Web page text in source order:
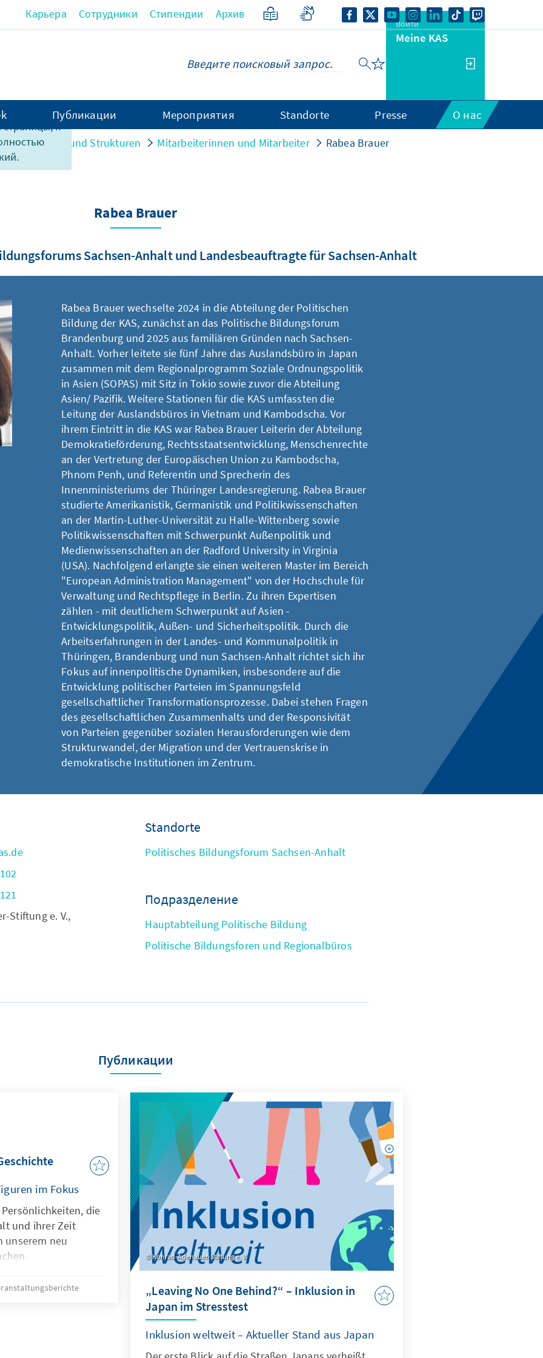
к
Карьера Сотрудники Стипендии Архив
Войти
Meine KAS
Публикации Мероприятия Standorte Presse О нас
Personen und Strukturen Mitarbeiterinnen und Mitarbeiter Rabea Brauer
Rabea Brauer
Sachsen-Anhalt und Landesbeauftragte für Sachsen-Anhalt
Rabea Brauer wechselte 2024 in die Abteilung der Politischen
Bildung der KAS, zunächst an das Politische Bildungsforum
Brandenburg und 2025 aus familiären Gründen nach Sachsen-
Anhalt. Vorher leitete sie fünf Jahre das Auslandsbüro in Japan
zusammen mit dem Regionalprogramm Soziale Ordnungspolitik
in Asien (SOPAS) mit Sitz in Tokio sowie zuvor die Abteilung
Asien/ Pazifik. Weitere Stationen für die KAS umfassten die
Leitung der Auslandsbüros in Vietnam und Kambodscha. Vor
ihrem Eintritt in die KAS war Rabea Brauer Leiterin der Abteilung
Demokratieförderung, Rechtsstaatsentwicklung, Menschenrechte
an der Vertretung der Europäischen Union zu Kambodscha,
Phnom Penh, und Referentin und Sprecherin des
Innenministeriums der Thüringer Landesregierung. Rabea Brauer
studierte Amerikanistik, Germanistik und Politikwissenschaften
an der Martin-Luther-Universität zu Halle-Wittenberg sowie
Politikwissenschaften mit Schwerpunkt Außenpolitik und
Medienwissenschaften an der Radford University in Virginia
(USA). Nachfolgend erlangte sie einen weiteren Master im Bereich
"European Administration Management" von der Hochschule für
Verwaltung und Rechtspflege in Berlin. Zu ihren Expertisen
zählen - mit deutlichem Schwerpunkt auf Asien -
Entwicklungspolitik, Außen- und Sicherheitspolitik. Durch die
Arbeitserfahrungen in der Landes- und Kommunalpolitik in
Thüringen, Brandenburg und nun Sachsen-Anhalt richtet sich ihr
Fokus auf innenpolitische Dynamiken, insbesondere auf die
Entwicklung politischer Parteien im Spannungsfeld
gesellschaftlicher Transformationsprozesse. Dabei stehen Fragen
des gesellschaftlichen Zusammenhalts und der Responsivität
von Parteien gegenüber sozialen Herausforderungen wie dem
Strukturwandel, der Migration und der Vertrauenskrise in
demokratische Institutionen im Zentrum.
Stiftung e. V.,
Standorte
Politisches Bildungsforum Sachsen-Anhalt
Подразделение
Hauptabteilung Politische Bildung
Politische Bildungsforen und Regionalbüros
Публикации
im Fokus
die
und ihrer Zeit
unserem neu
Konrad-Adenauer-Stiftung e. V.
„Leaving No One Behind?“ – Inklusion in
Japan im Stresstest
Inklusion weltweit – Aktueller Stand aus Japan